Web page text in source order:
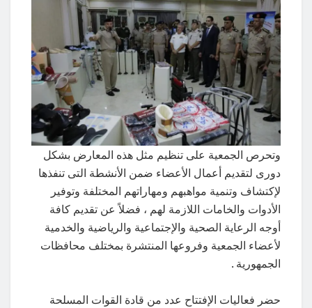
وتحرص الجمعية على تنظيم مثل هذه المعارض بشكل
دورى لتقديم أعمال الأعضاء ضمن الأنشطة التى تنفذها
لإكتشاف وتنمية مواهبهم ومهاراتهم المختلفة وتوفير
الأدوات والخامات اللازمة لهم ، فضلاً عن تقديم كافة
أوجه الرعاية الصحية والإجتماعية والرياضية والخدمية
لأعضاء الجمعية وفروعها المنتشرة بمختلف محافظات
الجمهورية .
حضر فعاليات الإفتتاح عدد من قادة القوات المسلحة